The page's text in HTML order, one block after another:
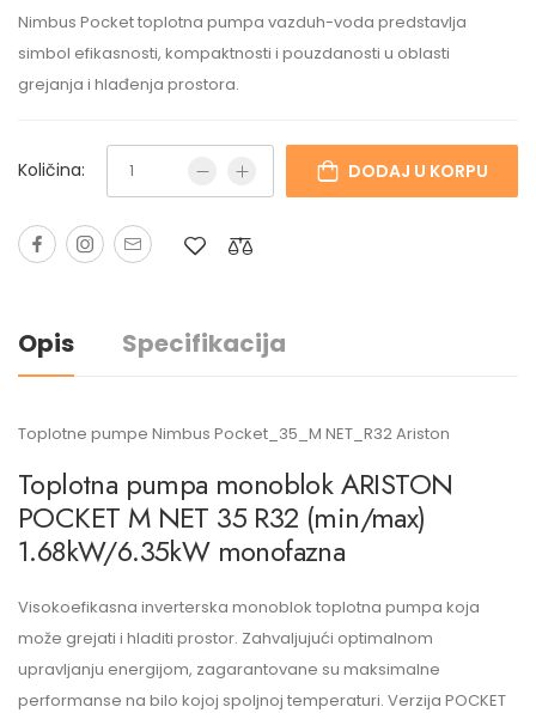
Nimbus Pocket toplotna pumpa vazduh-voda predstavlja
simbol efikasnosti, kompaktnosti i pouzdanosti u oblasti
grejanja i hlađenja prostora.
Količina: DODAJ U KORPU
Opis Specifikacija
Toplotne pumpe Nimbus Pocket_35_M NET_R32 Ariston
Toplotna pumpa monoblok ARISTON
POCKET M NET 35 R32 (min/max)
1.68kW/6.35kW monofazna
Visokoefikasna inverterska monoblok toplotna pumpa koja
može grejati i hladiti prostor. Zahvaljujući optimalnom
upravljanju energijom, zagarantovane su maksimalne
performanse na bilo kojoj spoljnoj temperaturi. Verzija POCKET